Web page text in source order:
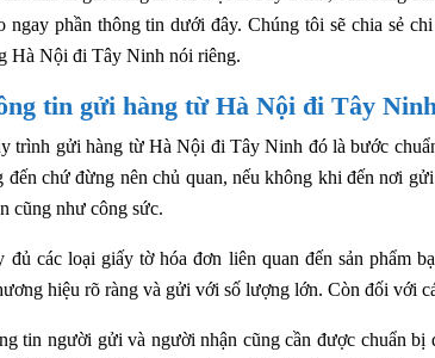
ngay phần thông tin dưới đây. Chúng tôi sẽ chia sẻ
Hà Nội đi Tây Ninh nói riêng.
tin gửi hàng từ Hà Nội đi Tây
trình gửi hàng từ Hà Nội đi Tây Ninh đó là bước
đến chứ đừng nên chủ quan, nếu không khi đến nơi
cũng như công sức.
đủ các loại giấy tờ hóa đơn liên quan đến sản phẩm
hiệu rõ ràng và gửi với số lượng lớn. Còn đối với
tin người gửi và người nhận cũng cần được chuẩn